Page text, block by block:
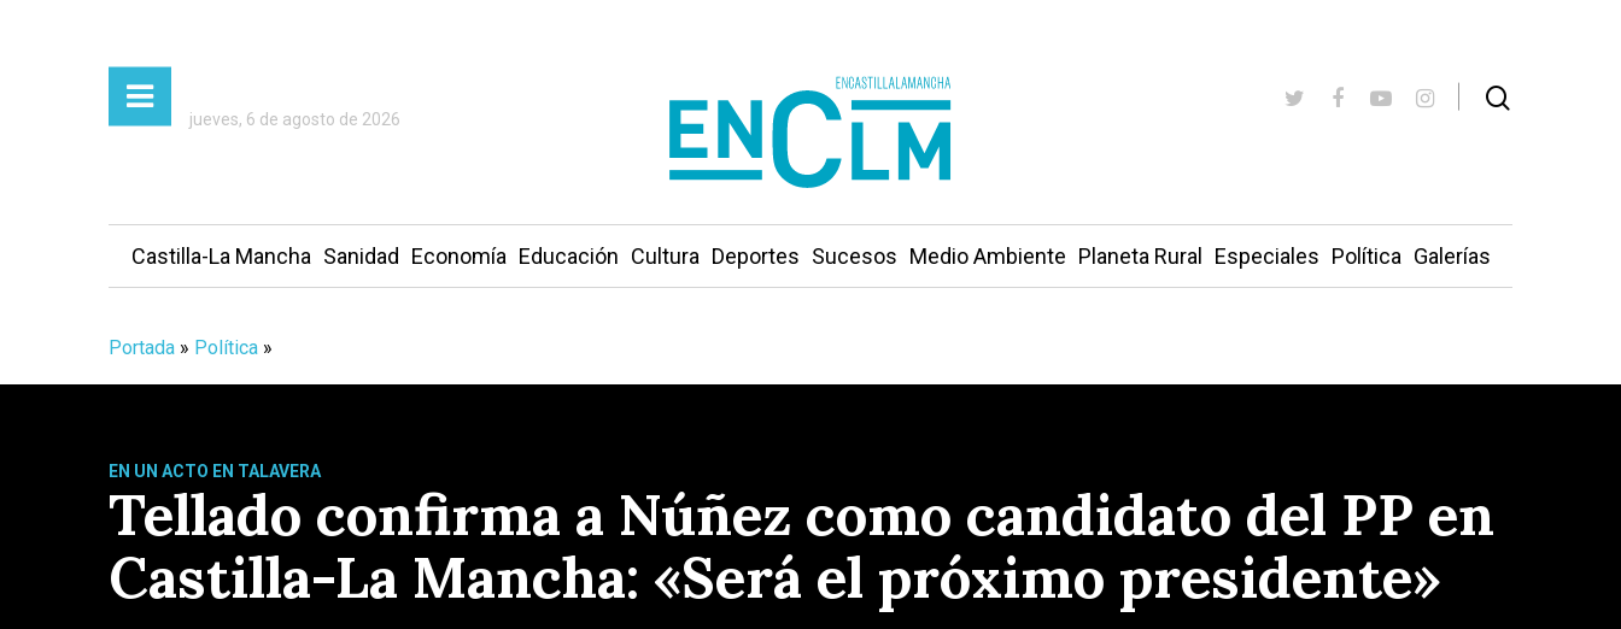
jueves, 6 de agosto de 2026
Castilla-La Mancha Sanidad Economía Educación Cultura Deportes Sucesos Medio Ambiente Planeta Rural Especiales Política Galerías
Portada » Política »
EN UN ACTO EN TALAVERA
Tellado confirma a Núñez como candidato del PP en
Castilla-La Mancha: «Será el próximo presidente»